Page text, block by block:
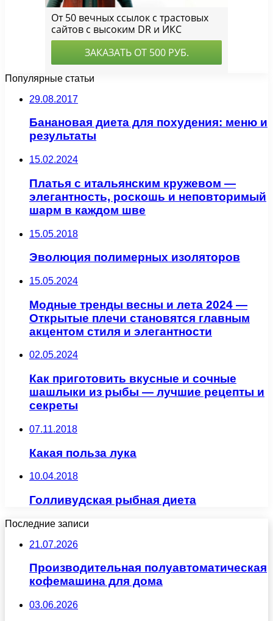
Популярные статьи
29.08.2017
Банановая диета для похудения: меню и
результаты
15.02.2024
Платья с итальянским кружевом —
элегантность, роскошь и неповторимый
шарм в каждом шве
15.05.2018
Эволюция полимерных изоляторов
15.05.2024
Модные тренды весны и лета 2024 —
Открытые плечи становятся главным
акцентом стиля и элегантности
02.05.2024
Как приготовить вкусные и сочные
шашлыки из рыбы — лучшие рецепты и
секреты
07.11.2018
Какая польза лука
10.04.2018
Голливудская рыбная диета
Последние записи
21.07.2026
Производительная полуавтоматическая
кофемашина для дома
03.06.2026